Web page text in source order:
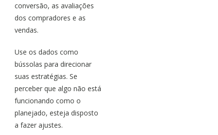
conversão, as avaliações
dos compradores e as
vendas.
Use os dados como
bússolas para direcionar
suas estratégias. Se
perceber que algo não está
funcionando como o
planejado, esteja disposto
a fazer ajustes.